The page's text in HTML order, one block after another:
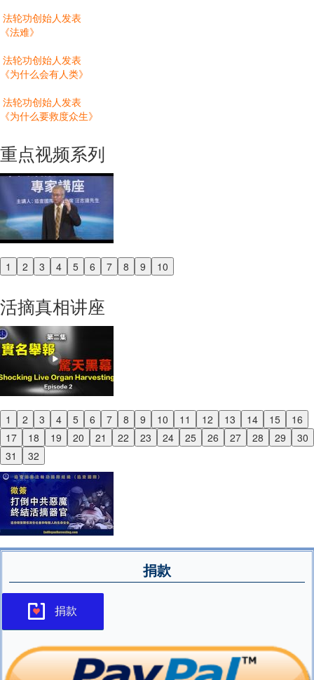
法轮功创始人发表
《法难》
法轮功创始人发表
《为什么会有人类》
法轮功创始人发表
《为什么要救度众生》
重点视频系列
1 2 3 4 5 6 7 8 9 10
Previous
活摘真相讲座
1 2 3 4 5 6 7 8 9 10 11 12 13 14 15
16
17
18 19 20 21 22 23 24 25 26 27 28 29
30
31
32
Previous
Next
捐款
捐款